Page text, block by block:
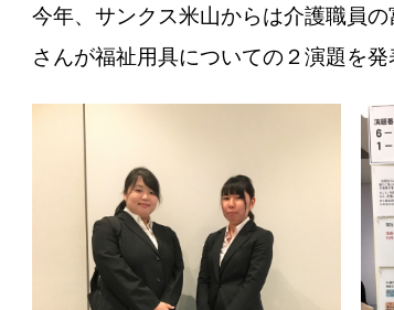
今年、サンクス米山からは介護職員
さんが福祉用具についての２演題を発